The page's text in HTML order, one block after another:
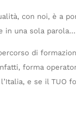
con noi, è a
in una sola
di
forma
e se il TUO